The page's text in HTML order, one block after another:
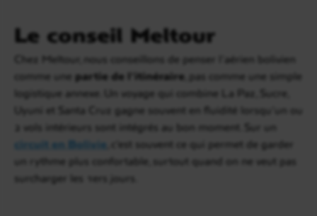
Le conseil Meltour
Chez Meltour, nous conseillons de penser l’aérien bolivien
comme une partie de l’itinéraire , pas comme une simple
logistique annexe. Un voyage qui combine La Paz, Sucre,
Uyuni et Santa Cruz gagne souvent en fluidité lorsqu’un ou
2 vols intérieurs sont intégrés au bon moment. Sur un
circuit en Bolivie , c’est souvent ce qui permet de garder
un rythme plus confortable, surtout quand on ne veut pas
surcharger les 1ers jours.